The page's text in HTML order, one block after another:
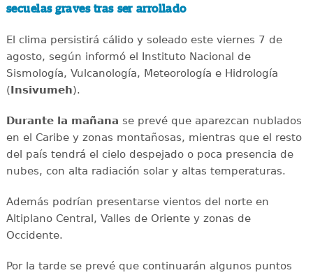
secuelas graves tras ser arrollado
El clima persistirá cálido y soleado este viernes 7 de
agosto, según informó el Instituto Nacional de
Sismología, Vulcanología, Meteorología e Hidrología
(Insivumeh).
Durante la mañana se prevé que aparezcan nublados
en el Caribe y zonas montañosas, mientras que el resto
del país tendrá el cielo despejado o poca presencia de
nubes, con alta radiación solar y altas temperaturas.
Además podrían presentarse vientos del norte en
Altiplano Central, Valles de Oriente y zonas de
Occidente.
Por la tarde se prevé que continuarán algunos puntos